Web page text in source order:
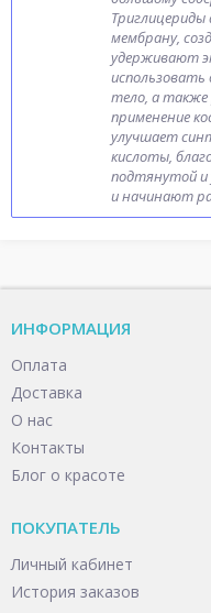
мембрану,
удерживают
использовать
тело, а также
применение
улучшает
кислоты,
подтянутой и
и начинают
ИНФОРМАЦИЯ
Оплата
Доставка
О нас
Контакты
Блог о красоте
ПОКУПАТЕЛЬ
Личный кабинет
История заказов